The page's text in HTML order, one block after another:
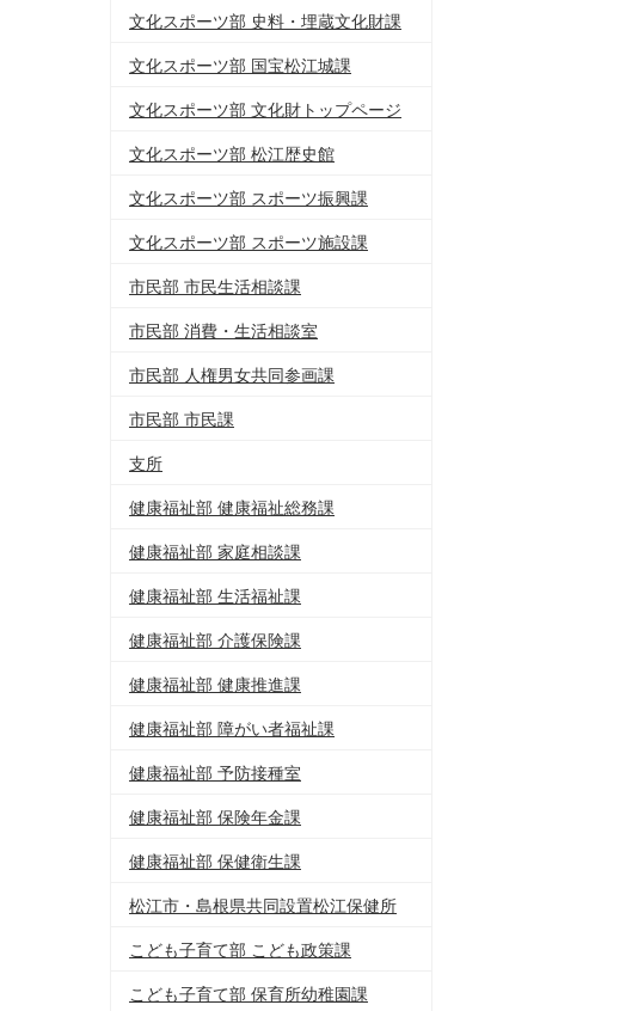
文化スポーツ部 史料・埋蔵文化財課
文化スポーツ部 国宝松江城課
文化スポーツ部 文化財トップページ
文化スポーツ部 松江歴史館
文化スポーツ部 スポーツ振興課
文化スポーツ部 スポーツ施設課
市民部 市民生活相談課
市民部 消費・生活相談室
市民部 人権男女共同参画課
市民部 市民課
支所
健康福祉部 健康福祉総務課
健康福祉部 家庭相談課
健康福祉部 生活福祉課
健康福祉部 介護保険課
健康福祉部 健康推進課
健康福祉部 障がい者福祉課
健康福祉部 予防接種室
健康福祉部 保険年金課
健康福祉部 保健衛生課
松江市・島根県共同設置松江保健所
こども子育て部 こども政策課
こども子育て部 保育所幼稚園課